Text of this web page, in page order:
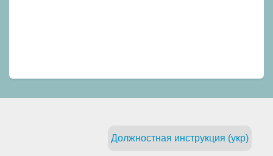
Должностная инструкция (укр)